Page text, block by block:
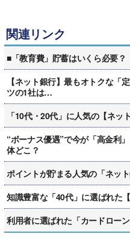
関連リンク
■「教育費」貯蓄はいくら必要
【ネット銀行】最もオトクな
ツの1社は…
「10代・20代」に人気の【ネッ
“ボーナス優遇”で今が「高金
体どこ？
ポイントが貯まる人気の「ネッ
知識豊富な「40代」に選ばれた
利用者に選ばれた「カードロー